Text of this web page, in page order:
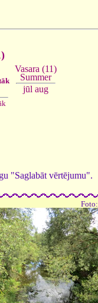
Vasara (11)
Summer
jūl aug
"Saglabāt vērtējumu".
Foto: